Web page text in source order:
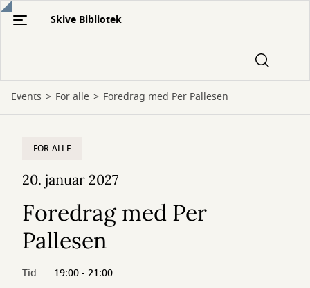
Gå
hovedindhold
Skive Bibliotek
Events For alle Foredrag med Per Pallesen
FOR ALLE
20. januar 2027
Foredrag med Per
Pallesen
Tid
19:00 - 21:00